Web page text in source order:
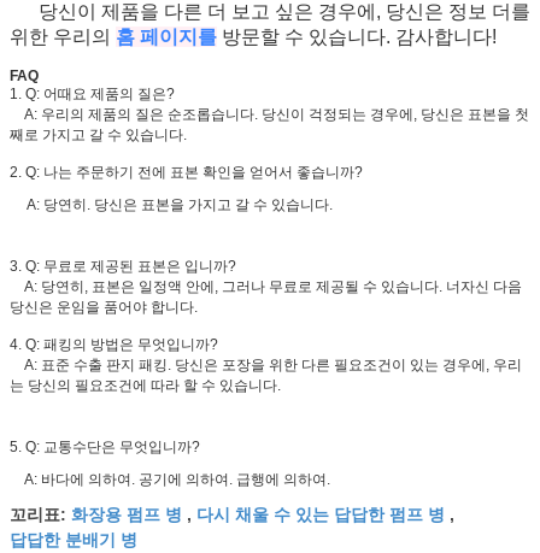
당신이 제품을 다른 더 보고 싶은 경우에, 당신은 정보 더를
위한 우리의 홈 페이지를 방문할 수 있습니다. 감사합니다!
FAQ
1. Q: 어때요 제품의 질은?
A: 우리의 제품의 질은 순조롭습니다. 당신이 걱정되는 경우에, 당신은 표본을 첫
째로 가지고 갈 수 있습니다.
2. Q: 나는 주문하기 전에 표본 확인을 얻어서 좋습니까?
A: 당연히. 당신은 표본을 가지고 갈 수 있습니다.
3. Q: 무료로 제공된 표본은 입니까?
A: 당연히, 표본은 일정액 안에, 그러나 무료로 제공될 수 있습니다. 너자신 다음
당신은 운임을 품어야 합니다.
4. Q: 패킹의 방법은 무엇입니까?
A: 표준 수출 판지 패킹. 당신은 포장을 위한 다른 필요조건이 있는 경우에, 우리
는 당신의 필요조건에 따라 할 수 있습니다.
5. Q: 교통수단은 무엇입니까?
A: 바다에 의하여. 공기에 의하여. 급행에 의하여.
꼬리표: 화장용 펌프 병 , 다시 채울 수 있는 답답한 펌프 병 ,
답답한 분배기 병